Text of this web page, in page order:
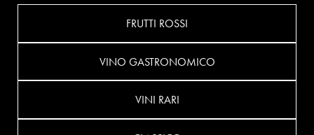
FRUTTI ROSSI
VINO GASTRONOMICO
VINI RARI